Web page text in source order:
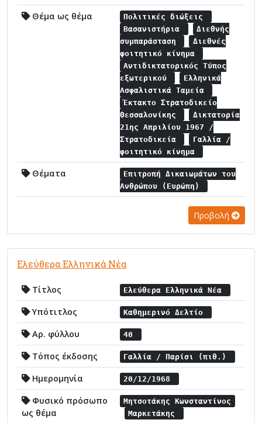
Θέμα ως θέμα
Πολιτικές διώξεις
Βασανιστήρια
Διεθνής
συμπαράσταση
Διεθνές
φοιτητικό κίνημα
Αντιδικτατορικός Τύπος
εξωτερικού
Ελληνικά
Ασφαλιστικά Ταμεία
Έκτακτο Στρατοδικείο
Θεσσαλονίκης
Δικτατορία
21ης Απριλίου 1967 /
Στρατοδικεία
Γαλλία /
φοιτητικό κίνημα
Θέματα
Επιτροπή Δικαιωμάτων του
Ανθρώπου (Ευρώπη)
Προβολή
Ελεύθερα Ελληνικά Νέα
Τίτλος Ελεύθερα Ελληνικά Νέα
Υπότιτλος Καθημερινό Δελτίο
Αρ. φύλλου 40
Τόπος έκδοσης Γαλλία / Παρίσι (πιθ.)
Ημερομηνία 20/12/1968
Φυσικό πρόσωπο
ως θέμα
Μητσοτάκης Κωνσταντίνος
Μαρκετάκης